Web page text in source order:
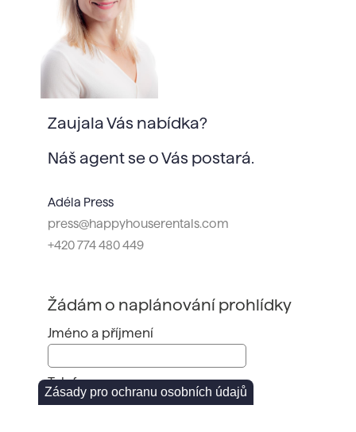
Zásady pro ochranu osobních údajů
Zaujala Vás nabídka?
Náš agent se o Vás postará.
Adéla Press
press@happyhouserentals.com
+420 774 480 449
Žádám o naplánování prohlídky
Jméno a příjmení
Telefon